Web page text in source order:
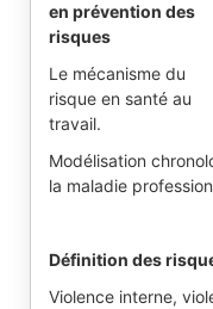
en prévention des
risques
Le mécanisme du
risque en santé au
travail.
Modélisation
la maladie
Définition des
Violence interne,